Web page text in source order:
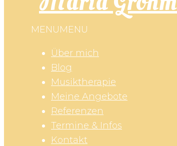
MENUMENU
Über mich
Blog
Musiktherapie
Meine Angebote
Referenzen
Termine & Infos
Kontakt